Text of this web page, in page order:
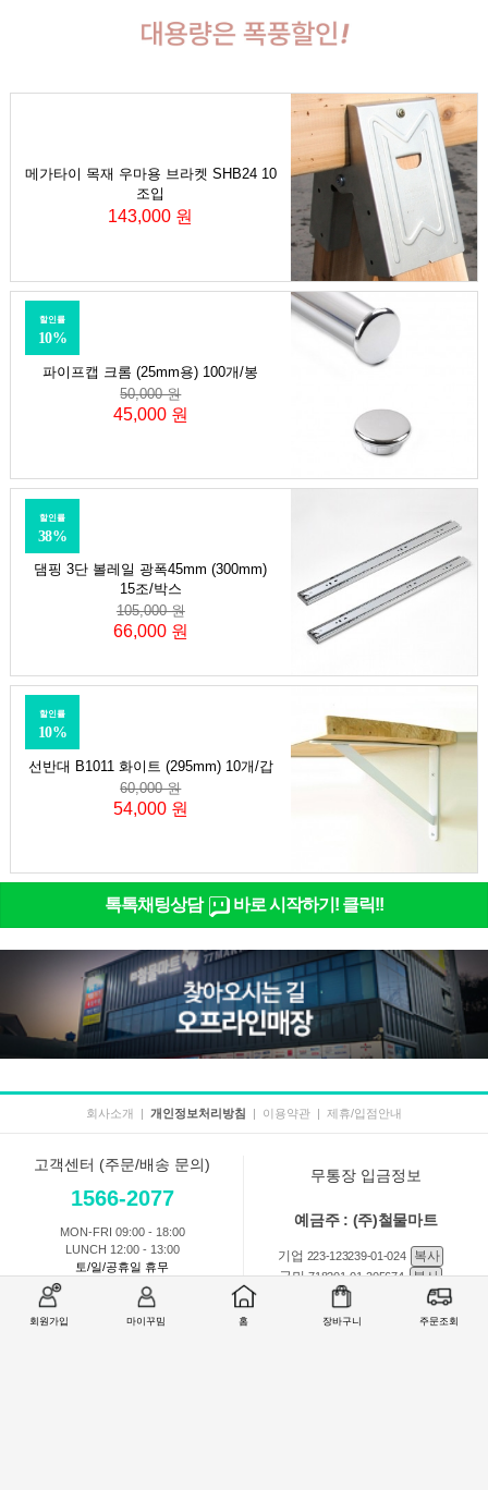
회원가입 마이꾸밈 홈 장바구니 주문조회
메가타이 목재 우마용 브라켓 SHB24 10
조입
143,000 원
파이프캡 크롬 (25mm용) 100개/봉
할인률
10%
50,000 원
45,000 원
댐핑 3단 볼레일 광폭45mm (300mm)
15조/박스
할인률
38%
105,000 원
66,000 원
선반대 B1011 화이트 (295mm) 10개/갑
할인률
10%
60,000 원
54,000 원
톡톡채팅상담 바로 시작하기! 클릭!!
회사소개 | 개인정보처리방침 | 이용약관 | 제휴/입점안내
고객센터 (주문/배송 문의)
1566-2077
MON-FRI 09:00 - 18:00
LUNCH 12:00 - 13:00
토/일/공휴일 휴무
무통장 입금정보
예금주 : (주)철물마트
기업 223-123239-01-024
복사
국민718201-01-205674
복사
301-0168-3882-11 복사